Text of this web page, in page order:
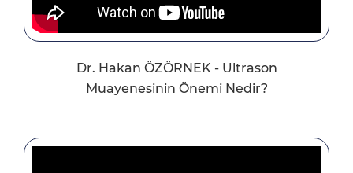
Dr. Hakan ÖZÖRNEK - Ultrason
Muayenesinin Önemi Nedir?